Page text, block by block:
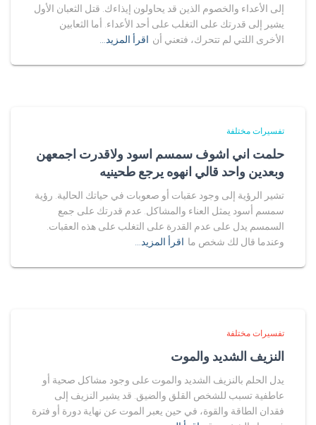
إلى الأعداء والخصوم الذين قد يحاولون إيذاءك. قتل الثعبان الأول
يشير إلى قدرتك على التغلب على أحد الأعداء. أما الثعابين
الأخرى اللتي لم تتحرك، فتعني أن اقرأ المزيد…
تفسيرات مختلفة
حلمت اني اشوف سمسم اسود ولاقدرت اجمعهن
وبعدين واحد قالي انهوه يرجع طحينيه
تشير الرؤية إلى وجود عقبات أو صعوبات في حياتك الحالية. رؤية
سمسم أسود يمثل العناء والمشاكل. عدم قدرتك على جمع
السمسم يدل على عدم القدرة على التغلب على هذه العقبات.
وعندما قال لك شخص ما اقرأ المزيد…
تفسيرات مختلفة
النزيف الشديد والموت
يدل الحلم بالنزيف الشديد والموت على وجود مشاكل صحية أو
عاطفية تسبب للشخص القلق والضيق. قد يشير النزيف إلى
فقدان الطاقة والقوة، في حين يعبر الموت عن نهاية دورة أو فترة